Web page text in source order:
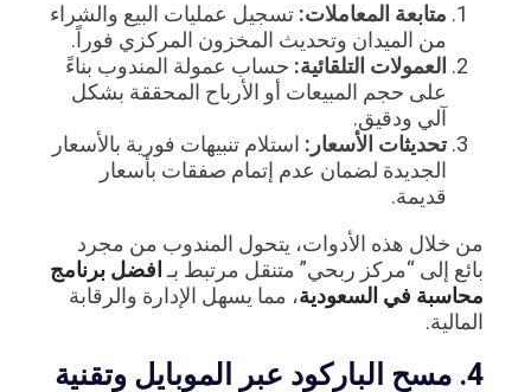
متابعة المعاملات:تسجيل عمليات البيع والشراء
من الميدان وتحديث المخزون المركزي فوراً.
العمولات التلقائية:حساب عمولة المندوب بناءً
على حجم المبيعات أو الأرباح المحققة بشكل
آلي ودقيق.
تحديثات الأسعار:استلام تنبيهات فورية بالأسعار
الجديدة لضمان عدم إتمام صفقات بأسعار
قديمة.
من خلال هذه الأدوات، يتحول المندوب من مجرد
بائع إلى “مركز ربحي” متنقل مرتبط بـ افضل برنامج
محاسبة في السعودية، مما يسهل الإدارة والرقابة
المالية.
4. مسح الباركود عبر الموبايل وتقنية